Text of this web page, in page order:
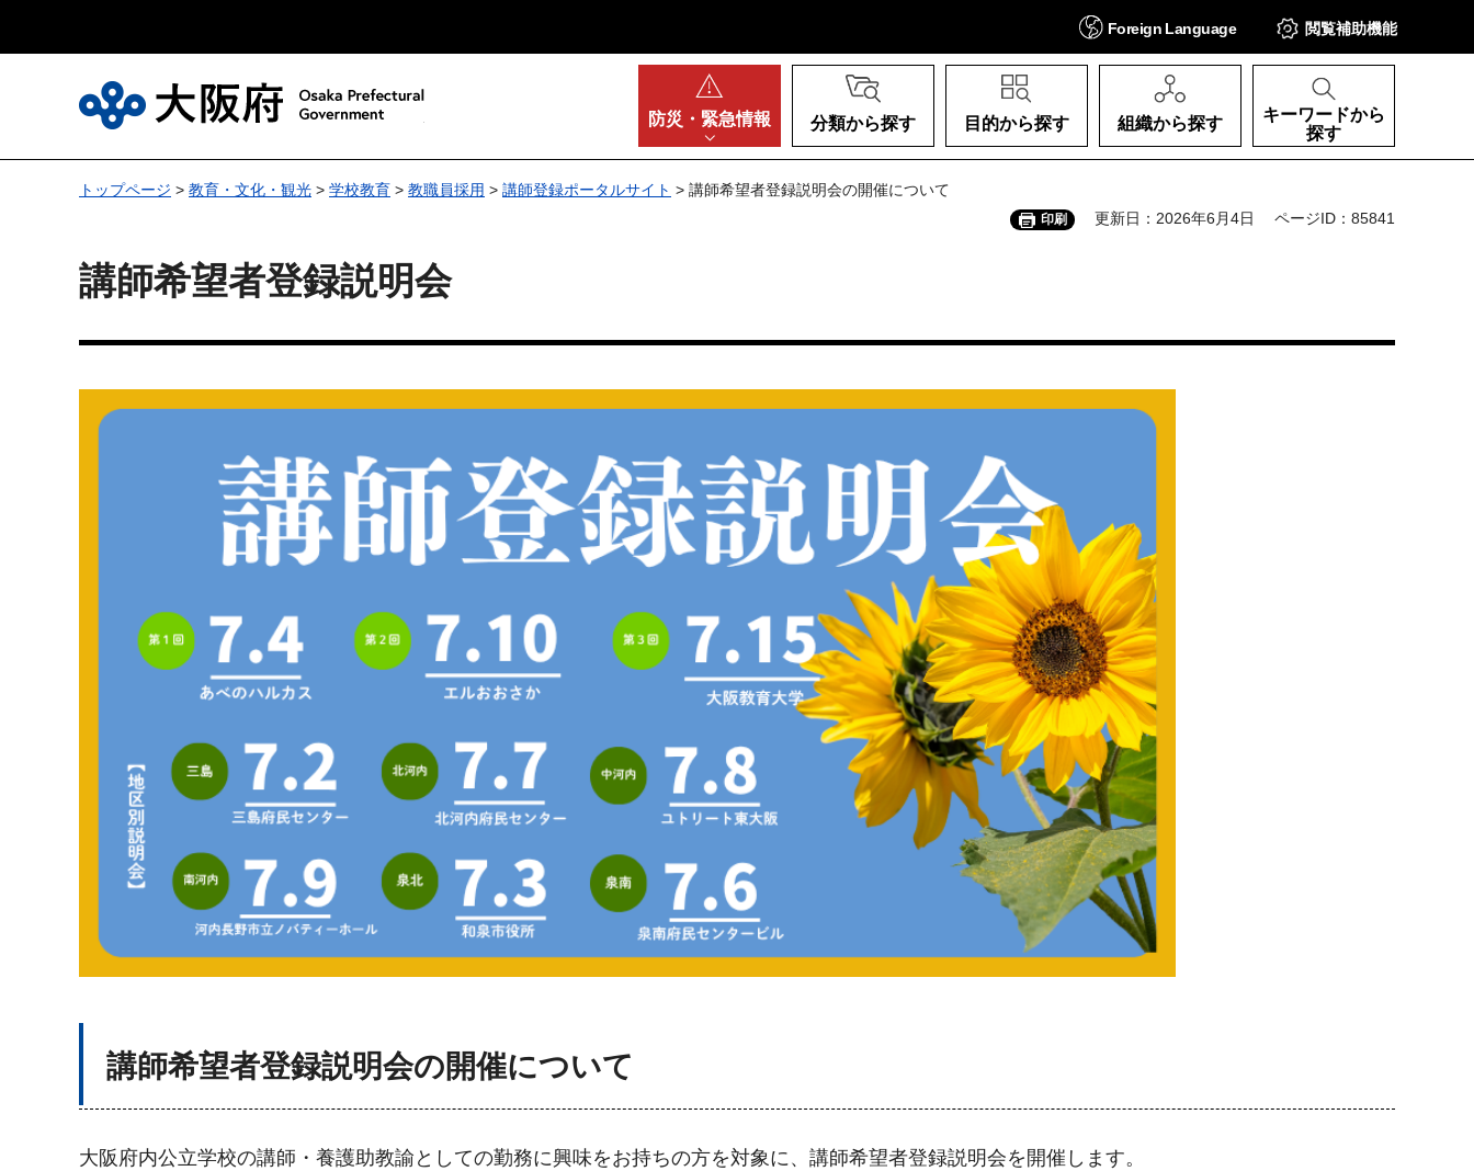
Foreign Language 閲覧補助機能
防災・ 緊急情報 分類から探す 目的から探す 組織から探す
キーワードから
探す
トップページ > 教育・文化・観光 > 学校教育 > 教職員採用 > 講師登録ポータルサイト > 講師希望者登録説明会の開催について
印刷 更新日：2026年6月4日 ページID：85841
講師希望者登録説明会
講師希望者登録説明会の開催について
大阪府内公立学校の講師・養護助教諭としての勤務に興味をお持ちの方を対象に、講師希望者登録説明会を開催します。